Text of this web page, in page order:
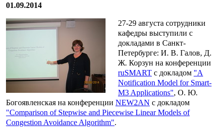
01.09.2014
27-29 августа сотрудники
кафедры выступили с
докладами в Санкт-
Петербурге: И. В. Галов, Д.
Ж. Корзун на конференции
ruSMART с докладом "A
Notification Model for Smart-
M3 Applications", О. Ю.
Богоявленская на конференции NEW2AN с докладом
"Comparison of Stepwise and Piecewise Linear Models of
Congestion Avoidance Algorithm".